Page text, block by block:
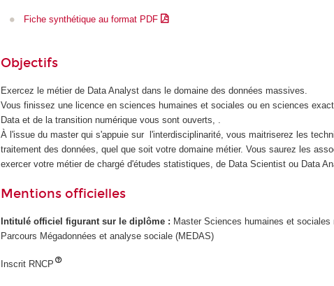
Fiche synthétique au format PDF
Objectifs
Exercez le métier de Data Analyst dans le domaine des données massives.
Vous finissez une licence en sciences humaines et sociales ou en sciences
Data et de la transition numérique vous sont ouverts, .
À l'issue du master qui s'appuie sur l'interdisciplinarité, vous maitriserez les
traitement des données, quel que soit votre domaine métier. Vous saurez les
exercer votre métier de chargé d'études statistiques, de Data Scientist ou Data
Mentions officielles
Intitulé officiel figurant sur le diplôme : Master Sciences humaines et sociales
Parcours Mégadonnées et analyse sociale (MEDAS)
Inscrit RNCP